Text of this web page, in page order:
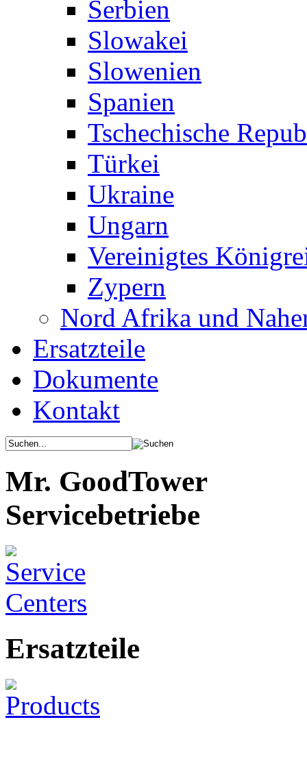
Serbien
Slowakei
Slowenien
Spanien
Tschechische
Türkei
Ukraine
Ungarn
Vereinigtes
Zypern
Nord Afrika und
Ersatzteile
Dokumente
Kontakt
Mr. GoodTower
Servicebetriebe
Ersatzteile